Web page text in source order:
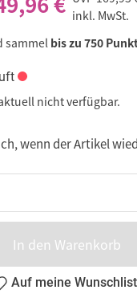
inkl. MwSt.
sammel bis zu 750
nicht verfügbar.
wenn der Artikel
In den Warenkorb
Auf meine